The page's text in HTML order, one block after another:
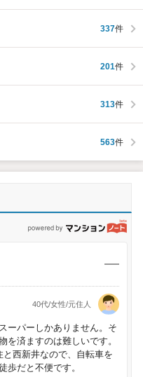
337件
201件
313件
563件
40代/女性/元住人
ーパーしかありません。そ
を済ますのは難しいです。
西新井なので、自転車を
歩だと不便です。